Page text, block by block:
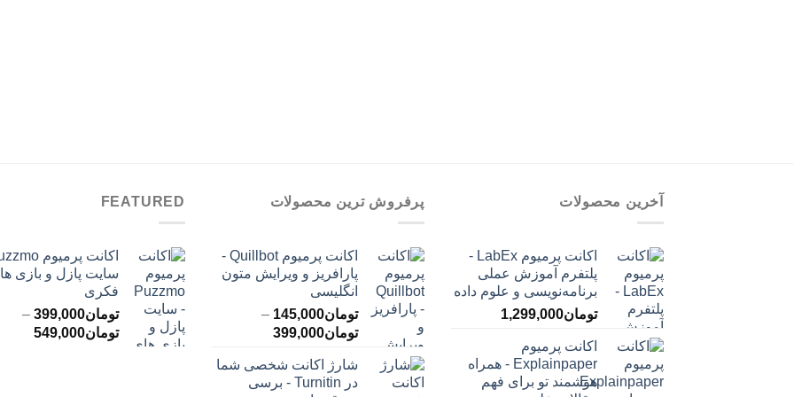
آخرین محصولات
اکانت پرمیوم LabEx -
پلتفرم آموزش عملی
برنامه‌نویسی و علوم داده
تومان1,299,000
اکانت پرمیوم
Explainpaper - همراه
هوشمند تو برای فهم
پرفروش ترین محصولات
اکانت پرمیوم Quillbot -
پارافریز و ویرایش متون
انگلیسی
تومان145,000
–
تومان399,000محدوده
تومان145,000
تا
شارژ اکانت شخصی شما
در Turnitin - برسی
FEATURED
سایت پازل و بازی
فکری
تومان399,000
–
تومان549,000